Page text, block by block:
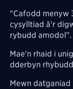
"Cafodd menyw
cysylltiad â'r
rybudd amodol".
Mae'n rhaid i
dderbyn
Mewn